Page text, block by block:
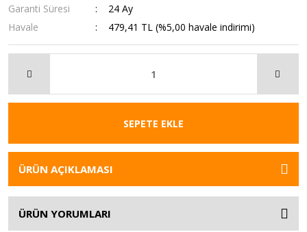
Garanti Süresi
24 Ay
Havale
479,41 TL (%5,00 havale indirimi)
SEPETE EKLE
ÜRÜN AÇIKLAMASI
ÜRÜN YORUMLARI